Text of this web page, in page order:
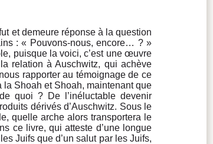
et demeure réponse à la question
: « Pouvons-nous, encore… ? »
puisque la voici, c’est une œuvre
relation à Auschwitz, qui achève
rapporter au témoignage de ce
la Shoah et Shoah, maintenant que
quoi ? De l’inéluctable devenir
dérivés d’Auschwitz. Sous le
quelle arche alors transportera le
ce livre, qui atteste d’une longue
Juifs que d’un salut par les Juifs,